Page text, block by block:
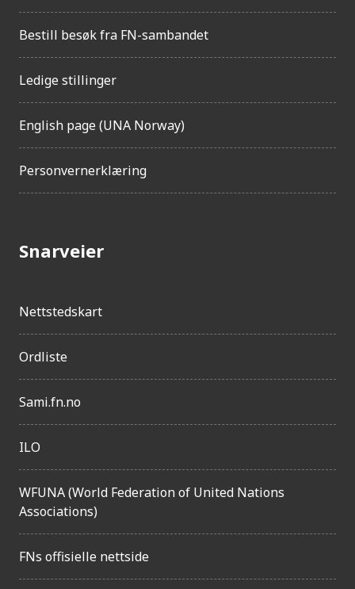
Bestill besøk fra FN-sambandet
Ledige stillinger
English page (UNA Norway)
Personvernerklæring
Snarveier
Nettstedskart
Ordliste
Sami.fn.no
ILO
WFUNA (World Federation of United Nations
Associations)
FNs offisielle nettside